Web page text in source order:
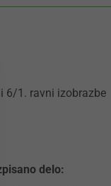
6/1. ravni izobrazbe
delo: